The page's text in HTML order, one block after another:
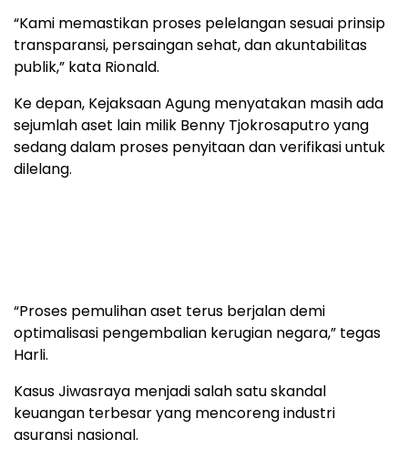
“Kami memastikan proses pelelangan sesuai prinsip
transparansi, persaingan sehat, dan akuntabilitas
publik,” kata Rionald.
Ke depan, Kejaksaan Agung menyatakan masih ada
sejumlah aset lain milik Benny Tjokrosaputro yang
sedang dalam proses penyitaan dan verifikasi untuk
dilelang.
“Proses pemulihan aset terus berjalan demi
optimalisasi pengembalian kerugian negara,” tegas
Harli.
Kasus Jiwasraya menjadi salah satu skandal
keuangan terbesar yang mencoreng industri
asuransi nasional.